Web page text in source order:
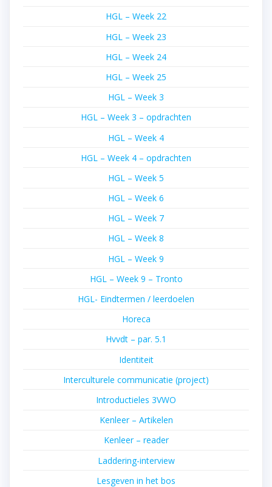
HGL – Week 22
HGL – Week 23
HGL – Week 24
HGL – Week 25
HGL – Week 3
HGL – Week 3 – opdrachten
HGL – Week 4
HGL – Week 4 – opdrachten
HGL – Week 5
HGL – Week 6
HGL – Week 7
HGL – Week 8
HGL – Week 9
HGL – Week 9 – Tronto
HGL- Eindtermen / leerdoelen
Horeca
Hvvdt – par. 5.1
Identiteit
Interculturele communicatie (project)
Introductieles 3VWO
Kenleer – Artikelen
Kenleer – reader
Laddering-interview
Lesgeven in het bos